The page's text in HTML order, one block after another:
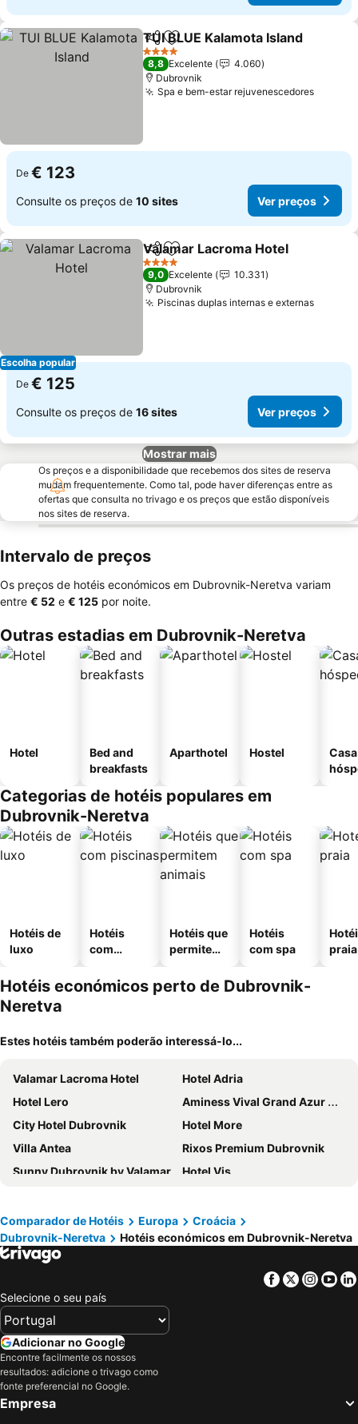
PartilharAdicionar aos favoritos
TUI BLUE Kalamota Island
4 Estrelas
8,8 Excelente
4.060
Dubrovnik
Spa e bem-estar rejuvenescedores
De € 123
Consulte os preços de 10 sites Ver preços
Escolha popular
PartilharAdicionar aos favoritos
Valamar Lacroma Hotel
4 Estrelas
9,0 Excelente
10.331
Dubrovnik
Piscinas duplas internas e externas
De € 125
Consulte os preços de 16 sites Ver preços
Mostrar mais
Os preços e a disponibilidade que recebemos dos sites de reserva
mudam frequentemente. Como tal, pode haver diferenças entre as
ofertas que consulta no trivago e os preços que estão disponíveis
nos sites de reserva.
Intervalo de preços
Os preços de hotéis económicos em Dubrovnik-Neretva variam
entre ‎€ 52 e ‎€ 125 por noite.
Outras estadias em Dubrovnik-Neretva
Hotel
Bed and
breakfasts
Aparthotel Hostel
Categorias de hotéis populares em
Dubrovnik-Neretva
Hotéis de
luxo
Hotéis
com
Hotéis que
permitem
Hotéis
com spa
praia
Hotéis económicos perto de Dubrovnik-
Neretva
Estes hotéis também poderão interessá-lo...
Valamar Lacroma Hotel
Hotel Adria
Hotel Lero
Aminess Vival Grand Azur Hotel
City Hotel Dubrovnik
Hotel More
Villa Antea
Rixos Premium Dubrovnik
Sunny Dubrovnik by Valamar
Hotel Vis
Maistra Select Astarea Hotel
Hotel Royal Neptun
Hotel D'Elegant Dubrovnik
Villa Amfora
Hotel Ivka
Royal Ariston Hotel
Sheraton Dubrovnik Riviera Hotel
Hotel Komodor
TUI BLUE Kalamota Island
Villa Doris
Hilton Imperial Dubrovnik
Comparador de Hotéis Europa
Croácia
Dubrovnik-Neretva
Hotéis económicos em Dubrovnik-Neretva
Facebook
Twitter
Selecione o seu país
Adicionar no Google
Encontre facilmente os nossos
resultados: adicione o trivago como
fonte preferencial no Google.
Empresa